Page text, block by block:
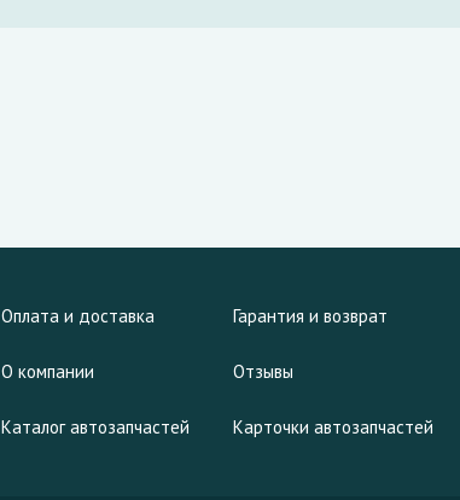
Оплата и доставка Гарантия и возврат
О компании Отзывы
Каталог автозапчастей Карточки автозапчастей